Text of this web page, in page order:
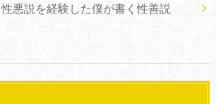
性悪説を経験した僕が書く性善説